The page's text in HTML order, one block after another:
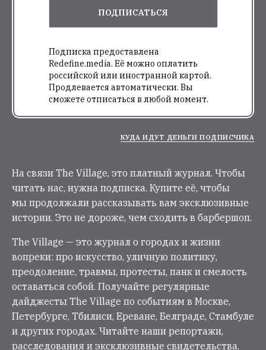
ПОДПИСАТЬСЯ
Подписка предоставлена
Redefine.media. Её можно оплатить
российской или иностранной картой.
Продлевается автоматически. Вы
сможете отписаться в любой момент.
КУДА ИДУТ ДЕНЬГИ ПОДПИСЧИКА
На связи The Village, это платный журнал. Чтобы
читать нас, нужна подписка. Купите её, чтобы
мы продолжали рассказывать вам эксклюзивные
истории. Это не дороже, чем сходить в барбершоп.
The Village — это журнал о городах и жизни
вопреки: про искусство, уличную политику,
преодоление, травмы, протесты, панк и смелость
оставаться собой. Получайте регулярные
дайджесты The Village по событиям в Москве,
Петербурге, Тбилиси, Ереване, Белграде, Стамбуле
и других городах. Читайте наши репортажи,
расследования и эксклюзивные свидетельства.